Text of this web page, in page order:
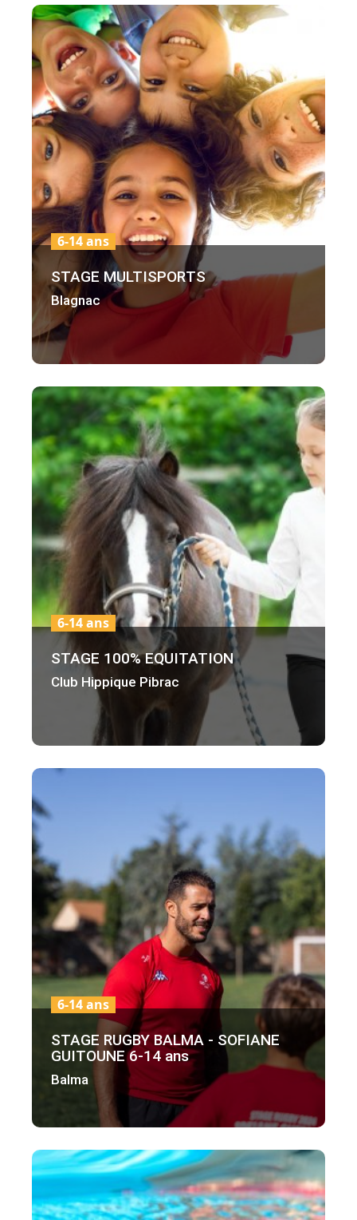
STAGE MULTISPORTS
Blagnac
6-14 ans
STAGE 100% EQUITATION
Club Hippique Pibrac
6-14 ans
STAGE RUGBY BALMA - SOFIANE
GUITOUNE 6-14 ans
Balma
6-14 ans